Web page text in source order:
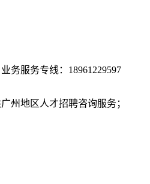
务服务专线： 18961229597
州地区人才招聘咨询服务；